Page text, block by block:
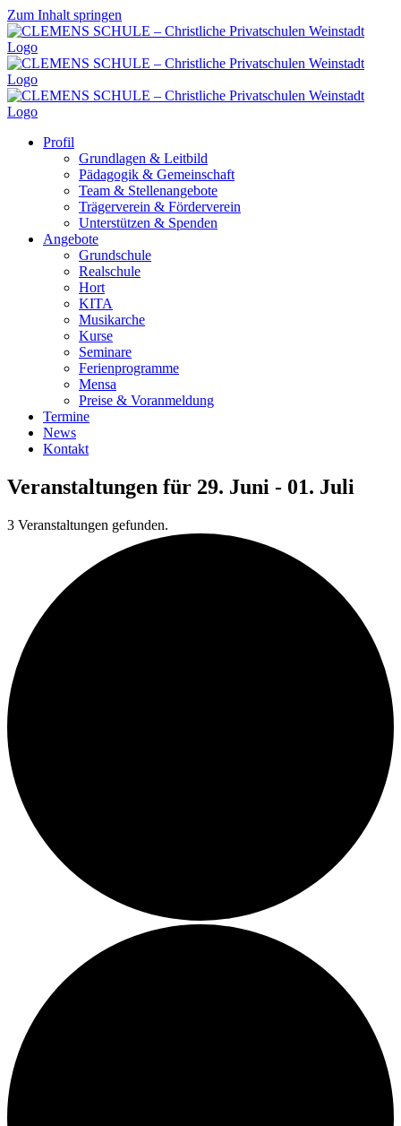
Zum Inhalt springen
Profil
Grundlagen & Leitbild
Pädagogik & Gemeinschaft
Team & Stellenangebote
Trägerverein & Förderverein
Unterstützen & Spenden
Angebote
Grundschule
Realschule
Hort
KITA
Musikarche
Kurse
Seminare
Ferienprogramme
Mensa
Preise & Voranmeldung
Termine
News
Kontakt
Veranstaltungen für 29. Juni - 01. Juli
3 Veranstaltungen gefunden.